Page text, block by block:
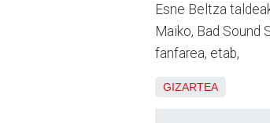
Esne Beltza
Maiko, Bad Sound
fanfarea, etab,
GIZARTEA